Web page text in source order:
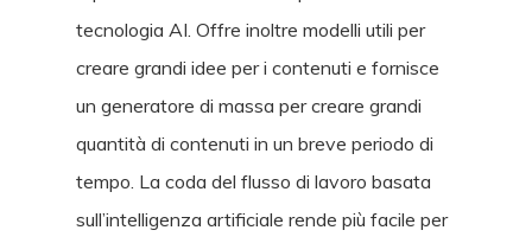
tecnologia AI. Offre inoltre modelli utili per
creare grandi idee per i contenuti e fornisce
un generatore di massa per creare grandi
quantità di contenuti in un breve periodo di
tempo. La coda del flusso di lavoro basata
sull’intelligenza artificiale rende più facile per